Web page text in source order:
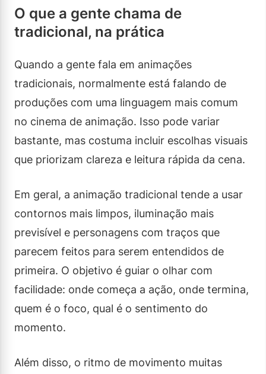
O que a gente chama de
tradicional, na prática
Quando a gente fala em animações
tradicionais, normalmente está falando de
produções com uma linguagem mais comum
no cinema de animação. Isso pode variar
bastante, mas costuma incluir escolhas visuais
que priorizam clareza e leitura rápida da cena.
Em geral, a animação tradicional tende a usar
contornos mais limpos, iluminação mais
previsível e personagens com traços que
parecem feitos para serem entendidos de
primeira. O objetivo é guiar o olhar com
facilidade: onde começa a ação, onde termina,
quem é o foco, qual é o sentimento do
momento.
Além disso, o ritmo de movimento muitas